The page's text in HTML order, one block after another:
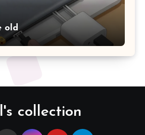
old
collection